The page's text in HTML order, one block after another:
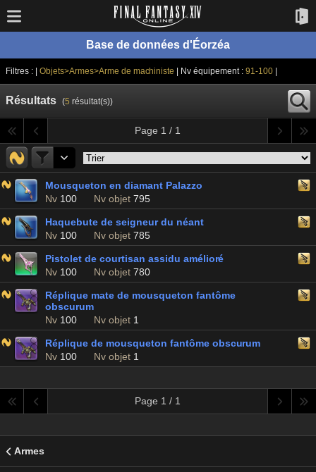
Base de données d'Éorzéa
Filtres : | Objets>Armes>Arme de machiniste | Nv équipement :91-100
Résultats (5 résultat(s))
Page 1 / 1
Mousqueton en diamant Palazzo
Nv 100 Nv objet 795
Haquebute de seigneur du néant
Nv 100 Nv objet 785
Pistolet de courtisan assidu amélioré
Nv 100 Nv objet 780
Réplique mate de mousqueton fantôme
obscurum
Nv 100 Nv objet 1
Réplique de mousqueton fantôme obscurum
Nv 100 Nv objet 1
Page 1 / 1
Armes